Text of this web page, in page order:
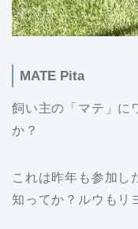
MATE Pita
飼い主の「マテ」に
か？
これは昨年も参加
知ってか？ルウもリ